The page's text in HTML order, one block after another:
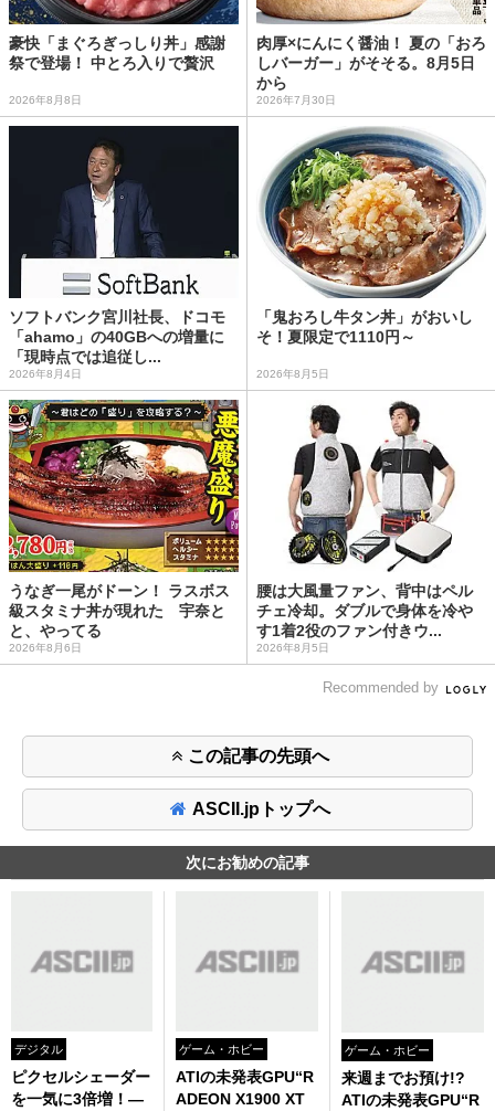
豪快「まぐろぎっしり丼」感謝
祭で登場！ 中とろ入りで贅沢
2026年8月8日
肉厚×にんにく醤油！ 夏の「おろ
しバーガー」がそそる。8月5日
から
2026年7月30日
ソフトバンク宮川社長、ドコモ
「ahamo」の40GBへの増量に
「現時点では追従し...
2026年8月4日
「鬼おろし牛タン丼」がおいし
そ！夏限定で1110円～
2026年8月5日
うなぎ一尾がドーン！ ラスボス
級スタミナ丼が現れた 宇奈と
と、やってる
2026年8月6日
腰は大風量ファン、背中はペル
チェ冷却。ダブルで身体を冷や
す1着2役のファン付きウ...
2026年8月5日
Recommended by
この記事の先頭へ
ASCII.jpトップへ
次にお勧めの記事
デジタル
ピクセルシェーダー
を一気に3倍増！―
ゲーム・ホビー
ATIの未発表GPU“R
ADEON X1900 XT
ゲーム・ホビー
来週までお預け!?
ATIの未発表GPU“R